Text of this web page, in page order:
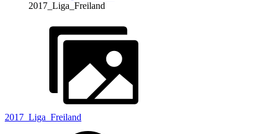
2017_Liga_Freiland
2017_Liga_Freiland